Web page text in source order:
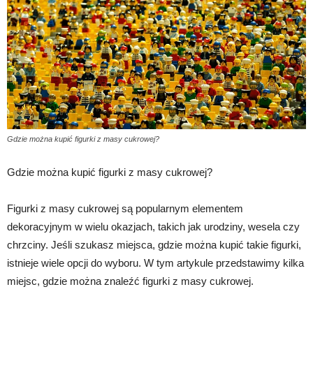
Gdzie można kupić figurki z masy cukrowej?
Gdzie można kupić figurki z masy cukrowej?
Figurki z masy cukrowej są popularnym elementem
dekoracyjnym w wielu okazjach, takich jak urodziny, wesela czy
chrzciny. Jeśli szukasz miejsca, gdzie można kupić takie figurki,
istnieje wiele opcji do wyboru. W tym artykule przedstawimy kilka
miejsc, gdzie można znaleźć figurki z masy cukrowej.